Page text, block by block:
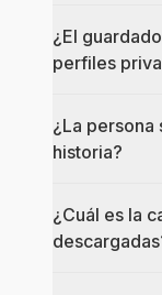
¿El
perfiles
¿La persona
historia?
¿Cuál es la